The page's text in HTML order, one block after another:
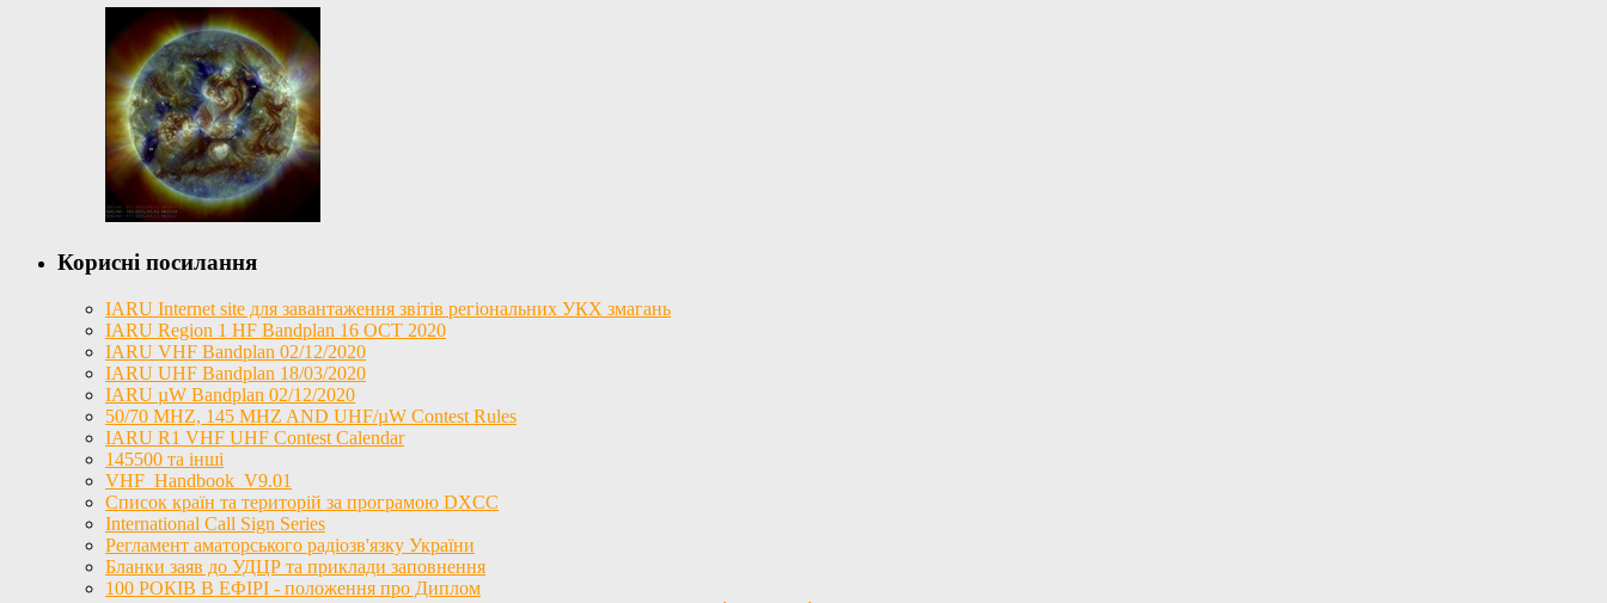
Корисні посилання
IARU Internet site для завантаження звітів регіональних УКХ змагань
IARU Region 1 HF Bandplan 16 OCT 2020
IARU VHF Bandplan 02/12/2020
IARU UHF Bandplan 18/03/2020
IARU µW Bandplan 02/12/2020
50/70 MHZ, 145 MHZ AND UHF/µW Contest Rules
IARU R1 VHF UHF Contest Calendar
145500 та інші
VHF_Handbook_V9.01
Список країн та територій за програмою DXCC
International Call Sign Series
Регламент аматорського радіозв'язку України
Бланки заяв до УДЦР та приклади заповнення
100 РОКІВ В ЕФІРІ - положення про Диплом